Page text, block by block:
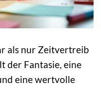
als nur Zeitvertreib
der Fantasie, eine
eine wertvolle